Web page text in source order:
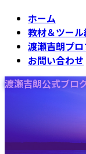
ホーム
教材＆ツー
渡瀬吉朗プ
お問い合わせ
渡瀬吉朗公式ブロ